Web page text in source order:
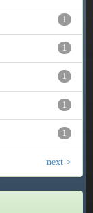
1
1
1
1
1
next >